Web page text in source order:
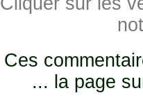
Ces
... la page